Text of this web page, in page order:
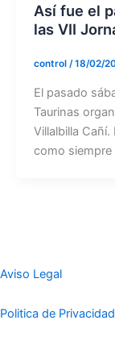
Así fue el
las VII
control /18/02/
El pasado
Taurinas
Villalbilla
como siempre
Aviso Legal
Politica de Privacidad